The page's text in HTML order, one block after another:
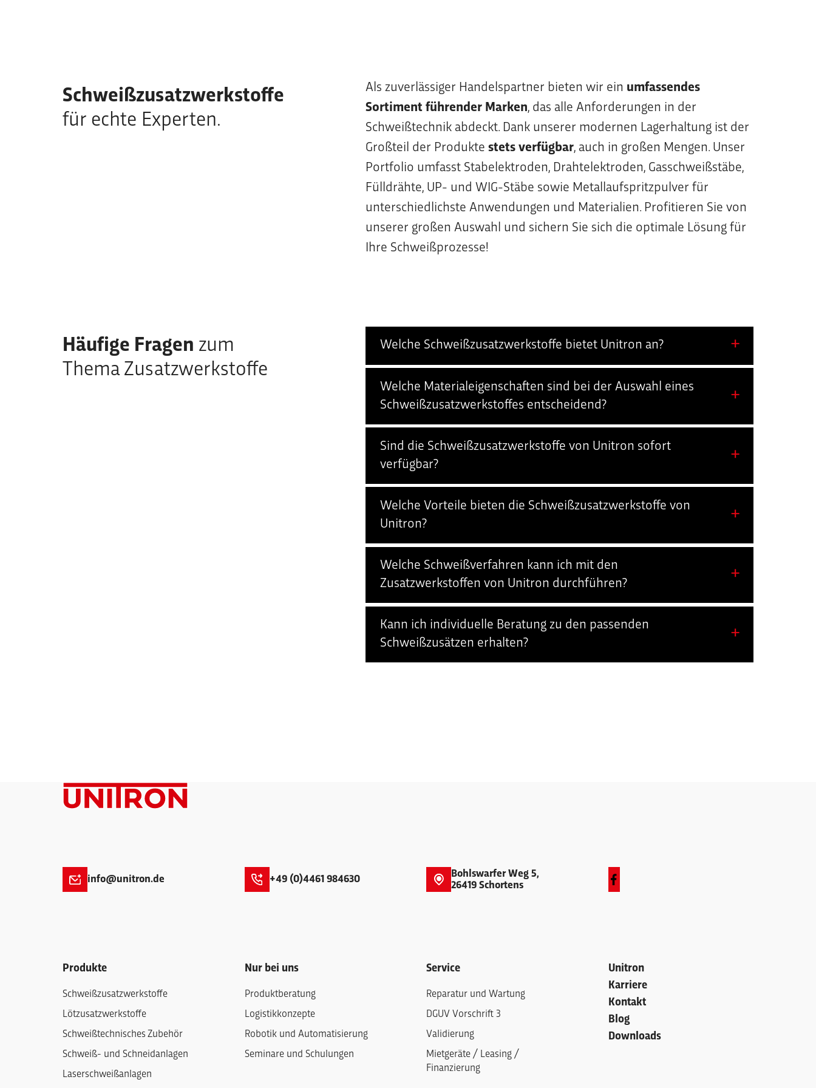
Schweißzusatzwerkstoffe
für echte Experten.
Als zuverlässiger Handelspartner bieten wir ein umfassendes
Sortiment führender Marken, das alle Anforderungen in der
Schweißtechnik abdeckt. Dank unserer modernen Lagerhaltung ist der
Großteil der Produktestets verfügbar, auch in großen Mengen. Unser
Portfolio umfasst Stabelektroden, Drahtelektroden, Gasschweißstäbe,
Fülldrähte, UP- und WIG-Stäbe sowie Metallaufspritzpulver für
unterschiedlichste Anwendungen und Materialien. Profitieren Sie von
unserer großen Auswahl und sichern Sie sich die optimale Lösung für
Ihre Schweißprozesse!
Häufige Fragen zum
Thema Zusatzwerkstoffe
Welche Schweißzusatzwerkstoffe bietet Unitron an?
Welche Materialeigenschaften sind bei der Auswahl eines
Schweißzusatzwerkstoffes entscheidend?
Sind die Schweißzusatzwerkstoffe von Unitron sofort
verfügbar?
Welche Vorteile bieten die Schweißzusatzwerkstoffe von
Unitron?
Welche Schweißverfahren kann ich mit den
Zusatzwerkstoffen von Unitron durchführen?
Kann ich individuelle Beratung zu den passenden
Schweißzusätzen erhalten?
info@unitron.de +49 (0)4461 984630
Bohlswarfer Weg 5,
26419 Schortens
Produkte
Schweißzusatzwerkstoffe
Lötzusatzwerkstoffe
Schweißtechnisches Zubehör
Schweiß- und Schneidanlagen
Laserschweißanlagen
Nur bei uns
Produktberatung
Logistikkonzepte
Robotik und Automatisierung
Seminare und Schulungen
Service
Reparatur und Wartung
DGUV Vorschrift 3
Validierung
Mietgeräte / Leasing /
Finanzierung
Unitron
Karriere
Kontakt
Blog
Downloads